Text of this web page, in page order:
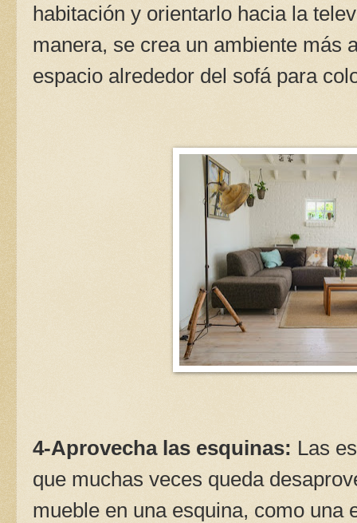
habitación y orientarlo hacia la
manera, se crea un ambiente más
espacio alrededor del sofá para
4-Aprovecha las esquinas: Las
que muchas veces queda
mueble en una esquina, como una